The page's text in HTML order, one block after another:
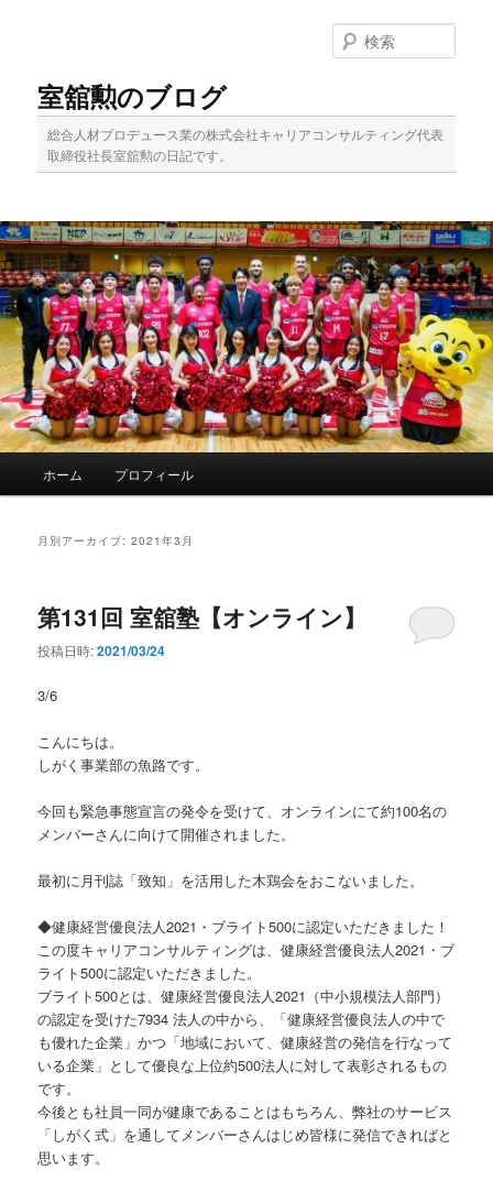
移
動
動
室舘勲のブログ
総合人材プロデュース業の株式会社キャリアコンサルティング代表
取締役社長室舘勲の日記です。
索
ホーム プロフィール
月別アーカイブ:2021年3月
第131回 室舘塾【オンライン】
投稿日時:2021/03/24
3/6
こんにちは。
しがく事業部の魚路です。
今回も緊急事態宣言の発令を受けて、オンラインにて約100名の
メンバーさんに向けて開催されました。
最初に月刊誌「致知」を活用した木鶏会をおこないました。
◆健康経営優良法人2021・ブライト500に認定いただきました！
この度キャリアコンサルティングは、健康経営優良法人2021・ブ
ライト500に認定いただきました。
ブライト500とは、健康経営優良法人2021（中小規模法人部門）
の認定を受けた7934 法人の中から、「健康経営優良法人の中で
も優れた企業」かつ「地域において、健康経営の発信を行なって
いる企業」として優良な上位約500法人に対して表彰されるもの
です。
今後とも社員一同が健康であることはもちろん、弊社のサービス
「しがく式」を通してメンバーさんはじめ皆様に発信できればと
思います。